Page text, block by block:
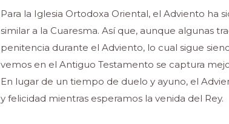
Para la Iglesia Ortodoxa Oriental, el Adviento ha
similar a la Cuaresma. Así que, aunque algunas
penitencia durante el Adviento, lo cual sigue
vemos en el Antiguo Testamento se captura
En lugar de un tiempo de duelo y ayuno, el
y felicidad mientras esperamos la venida del Rey.